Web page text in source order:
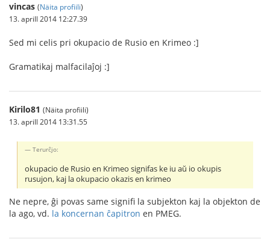
vincas (Näita profiili)
13. aprill 2014 12:27.39
Sed mi celis pri okupacio de Rusio en Krimeo :]
Gramatikaj malfacilaĵoj :]
Kirilo81 (Näita profiili)
13. aprill 2014 13:31.55
Terurĉjo:
okupacio de Rusio en Krimeo signifas ke iu aŭ io okupis
rusujon, kaj la okupacio okazis en krimeo
Ne nepre, ĝi povas same signifi la subjekton kaj la objekton de
la ago, vd. la koncernan ĉapitron en PMEG.